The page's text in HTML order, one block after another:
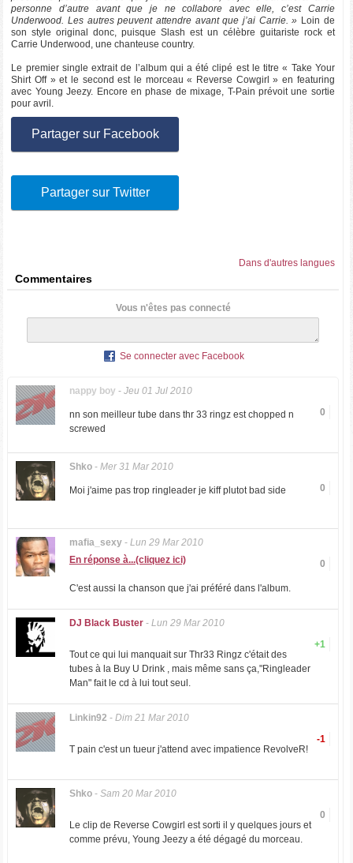
personne d’autre avant que je ne collabore avec elle, c’est Carrie
Underwood. Les autres peuvent attendre avant que j’ai Carrie. » Loin de
son style original donc, puisque Slash est un célèbre guitariste rock et
Carrie Underwood, une chanteuse country.
Le premier single extrait de l’album qui a été clipé est le titre « Take Your
Shirt Off » et le second est le morceau « Reverse Cowgirl » en featuring
avec Young Jeezy. Encore en phase de mixage, T-Pain prévoit une sortie
pour avril.
Partager sur Facebook
Partager sur Twitter
Dans d'autres langues
Commentaires
Vous n'êtes pas connecté
Se connecter avec Facebook
nappy boy - Jeu 01 Jul 2010
0
nn son meilleur tube dans thr 33 ringz est chopped n
screwed
Shko- Mer 31 Mar 2010
0
Moi j'aime pas trop ringleader je kiff plutot bad side
mafia_sexy- Lun 29 Mar 2010
0
En réponse à...(cliquez ici)
C'est aussi la chanson que j'ai préféré dans l'album.
DJ Black Buster- Lun 29 Mar 2010
+1
Tout ce qui lui manquait sur Thr33 Ringz c'était des
tubes à la Buy U Drink , mais même sans ça,"Ringleader
Man" fait le cd à lui tout seul.
Linkin92 - Dim 21 Mar 2010
-1
T pain c'est un tueur j'attend avec impatience RevolveR!
Shko- Sam 20 Mar 2010
0
Le clip de Reverse Cowgirl est sorti il y quelques jours et
comme prévu, Young Jeezy a été dégagé du morceau.